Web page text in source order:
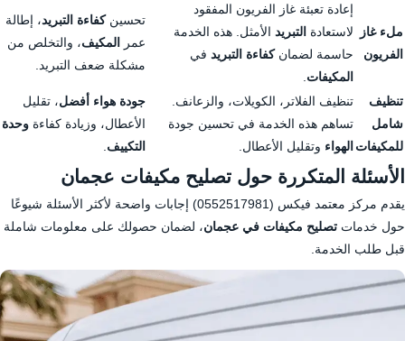
ملء غاز
الفريون
إعادة تعبئة غاز الفريون المفقود
لاستعادة التبريد الأمثل. هذه الخدمة
حاسمة لضمانكفاءة التبريد في
المكيفات
تحسينكفاءة التبريد، إطالة
عمر
المكيف، والتخلص من
مشكلة ضعف التبريد.
تنظيف
شامل
للمكيفات
تنظيف الفلاتر، الكويلات، والزعانف.
تساهم هذه الخدمة في تحسين جودة
الهواء وتقليل الأعطال.
جودة هواء أفضل، تقليل
الأعطال، وزيادة كفاءة وحدة
التكييف
الأسئلة المتكررة حول تصليح مكيفات عجمان
يقدم مركز معتمد فيكس (0552517981) إجابات واضحة لأكثر الأسئلة شيوعًا
حول خدمات تصليح مكيفات في عجمان، لضمان حصولك على معلومات شاملة
قبل طلب الخدمة.